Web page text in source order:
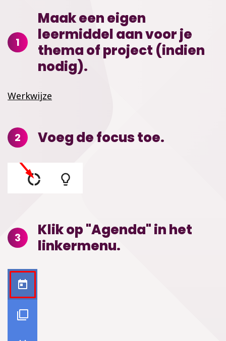
1
Maak een eigen
leermiddel aan voor je
thema of project (indien
nodig).
Werkwijze
2 Voeg de focus toe.
3
Klik op "Agenda" in het
linkermenu.